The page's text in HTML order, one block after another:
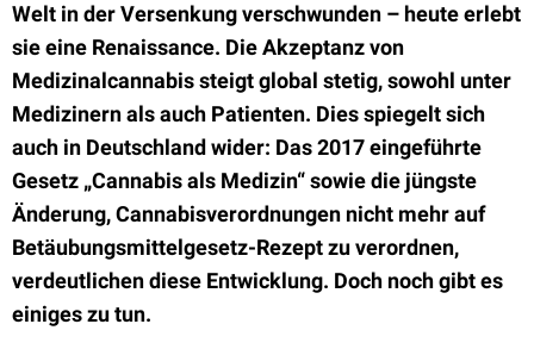
Welt in der Versenkung verschwunden – heute erlebt
sie eine Renaissance. Die Akzeptanz von
Medizinalcannabis steigt global stetig, sowohl unter
Medizinern als auch Patienten. Dies spiegelt sich
auch in Deutschland wider: Das 2017 eingeführte
Gesetz „Cannabis als Medizin“ sowie die jüngste
Änderung, Cannabisverordnungen nicht mehr auf
Betäubungsmittelgesetz-Rezept zu verordnen,
verdeutlichen diese Entwicklung. Doch noch gibt es
einiges zu tun.